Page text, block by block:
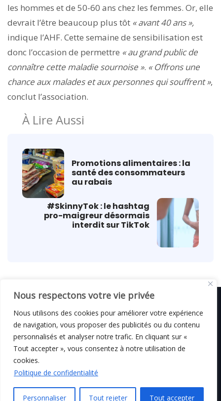
Nous respectons votre vie privée
Nous utilisons des cookies pour améliorer votre expérience
de navigation, vous proposer des publicités ou du contenu
personnalisés et analyser notre trafic. En cliquant sur «
Tout accepter », vous consentez à notre utilisation de
cookies.
Politique de confidentialité
Personnaliser Tout rejeter Tout accepter
les hommes et de 50-60 ans chez les femmes. Or, elle
devrait l’être beaucoup plus tôt « avant 40 ans »,
indique l’AHF. Cette semaine de sensibilisation est
donc l’occasion de permettre « au grand public de
connaître cette maladie sournoise ». « Offrons une
chance aux malades et aux personnes qui souffrent »,
conclut l’association.
À Lire Aussi
Promotions alimentaires : la
santé des consommateurs
au rabais
#SkinnyTok : le hashtag
pro-maigreur désormais
interdit sur TikTok
© C i E M2026
Mentions légales